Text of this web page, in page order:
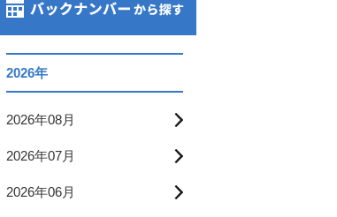
2026年
2026年08月
2026年07月
2026年06月